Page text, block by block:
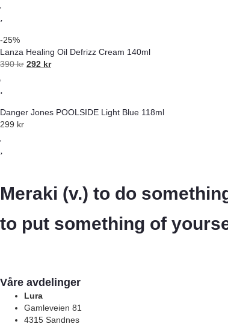
-25%
Lanza Healing Oil Defrizz Cream 140ml
390kr 292 kr
Danger Jones POOLSIDE Light Blue 118ml
299 kr
Meraki (v.) to do
to put something of
Våre avdelinger
Lura
Gamleveien 81
4315 Sandnes